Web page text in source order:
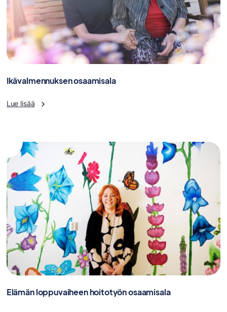
Ikävalmennuksen osaamisala
Lue lisää
Elämän loppuvaiheen hoitotyön osaamisala